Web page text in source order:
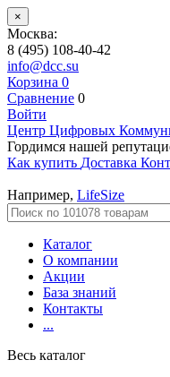
×
Москва:
8 (495) 108-40-42
info@dcc.su
Корзина 0
Сравнение 0
Войти
Центр Цифровых
Гордимся нашей
Как купить Доставка
Например, LifeSize
Каталог
О компании
Акции
База знаний
Контакты
...
Весь каталог